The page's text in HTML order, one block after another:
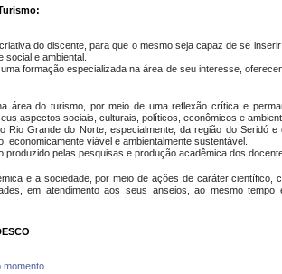
do discente, para que o mesmo seja capaz de se
social e ambiental.
formação especializada na área de seu interesse,
área do turismo, por meio de uma reflexão crítica e
aspectos sociais, culturais, políticos, econômicos e
Rio Grande do Norte, especialmente, da região do Seridó
economicamente viável e ambientalmente sustentável.
produzido pelas pesquisas e produção acadêmica dos
e a sociedade, por meio de ações de caráter científico,
em atendimento aos seus anseios, ao mesmo
momento